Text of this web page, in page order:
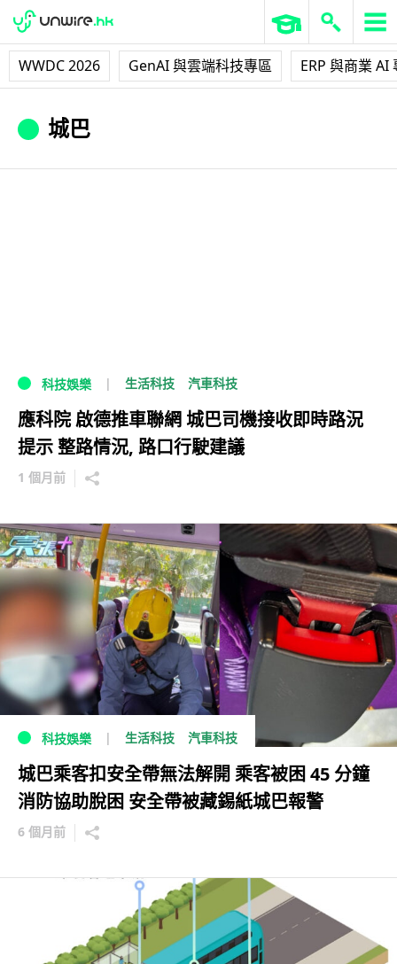
WWDC 2026 GenAI 與雲端科技專區 ERP 與商業 AI
城巴
科技娛樂 生活科技 汽車科技
應科院 啟德推車聯網 城巴司機接收即時路況
提示 整路情況, 路口行駛建議
1 個月前
科技娛樂 生活科技 汽車科技
城巴乘客扣安全帶無法解開 乘客被困 45 分鐘
消防協助脫困 安全帶被藏錫紙城巴報警
6 個月前